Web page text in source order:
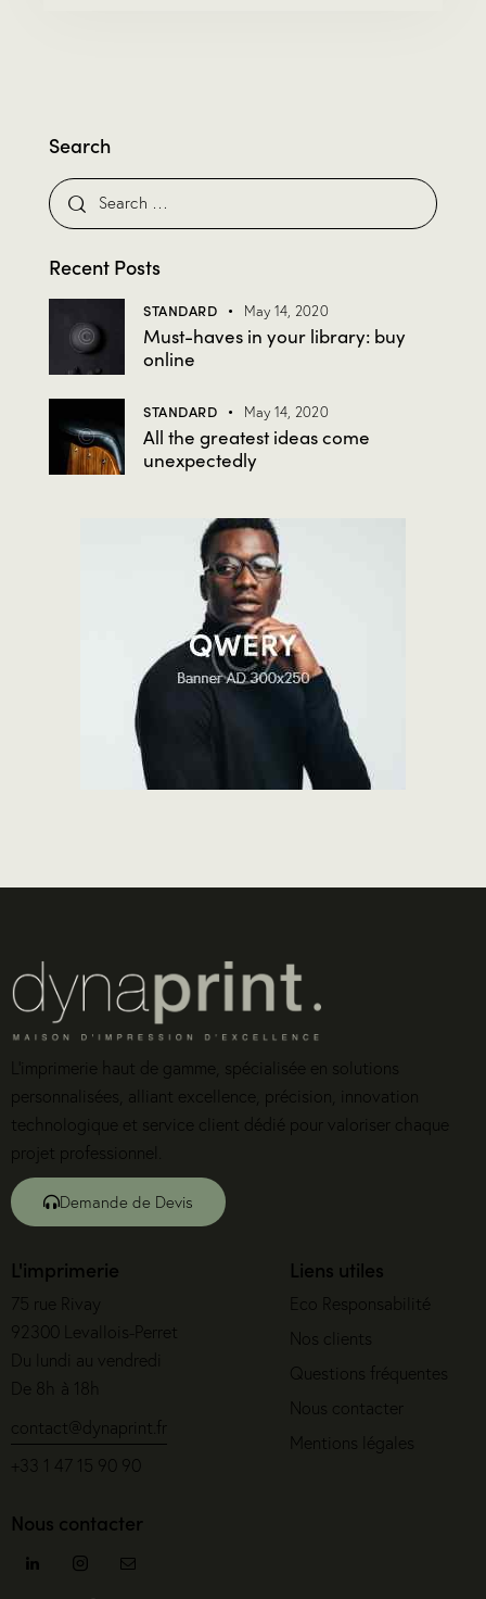
Search
Recent Posts
STANDARD May 14, 2020
Must-haves in your library: buy
online
STANDARD May 14, 2020
All the greatest ideas come
unexpectedly
L’imprimerie haut de gamme, spécialisée en solutions
personnalisées, alliant excellence, précision, innovation
technologique et service client dédié pour valoriser chaque
projet professionnel.
Demande de Devis
L'imprimerie
75 rue Rivay
92300 Levallois-Perret
Du lundi au vendredi
De 8h à 18h
contact@dynaprint.fr
+33 1 47 15 90 90
Liens utiles
Eco Responsabilité
Nos clients
Questions fréquentes
Nous contacter
Mentions légales
Nous contacter